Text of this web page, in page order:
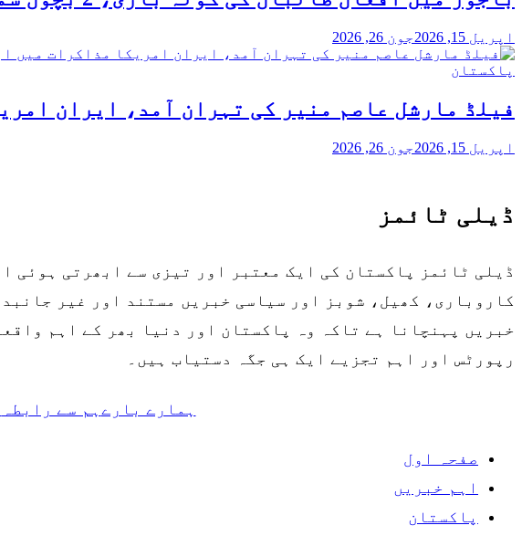
اپریل 15, 2026 جون 26, 2026
پاکستان
فیلڈ مارشل عاصم منیر کی تہران آمد، ایران
اپریل 15, 2026 جون 26, 2026
ڈیلی ٹائمز
ڈیلی ٹائمز پاکستان کی ایک معتبر اور تیزی سے ابھرتی ہوئی
کاروباری، کھیل، شوبز اور سیاسی خبریں مستند اور غیر
خبریں پہنچانا ہے تاکہ وہ پاکستان اور دنیا بھر کے اہم
رپورٹس اور اہم تجزیے ایک ہی جگہ دستیاب ہیں۔
ہمارے بارے ہم سے رابطہ
صفحہ اول
اہم خبریں
پاکستان